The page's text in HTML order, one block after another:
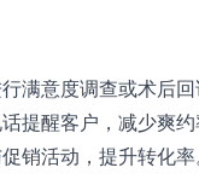
满意度调查或术后
提醒客户，减少爽
销活动，提升转化